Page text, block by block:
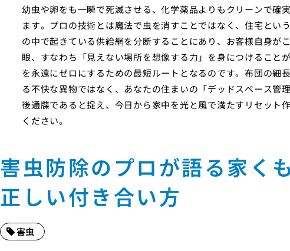
幼虫や卵をも一瞬で死滅させる、化学薬品よりもクリーンで確
ます。プロの技術とは魔法で虫を消すことではなく、住宅とい
の中で起きている供給網を分断することにあり、お客様自身が
眼、すなわち「見えない場所を想像する力」を身につけること
を永遠にゼロにするための最短ルートとなるのです。布団の細
る不快な異物ではなく、あなたの住まいの「デッドスペース管
後通牒であると捉え、今日から家中を光と風で満たすリセット
ください。
害虫防除のプロが語る家く
正しい付き合い方
害虫